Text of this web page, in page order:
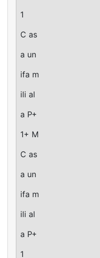
1
C as
a un
ifa m
ili al
a P+
1+ M
C as
a un
ifa m
ili al
a P+
1